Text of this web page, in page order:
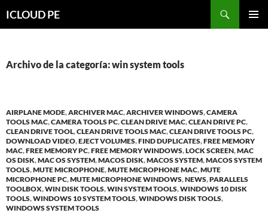
hacia
ICLOUD PE
Archivo de la categoría: win system tools
AIRPLANE MODE,ARCHIVER MAC,ARCHIVER WINDOWS,CAMERA
TOOLS MAC,CAMERA TOOLS PC,CLEAN DRIVE MAC,CLEAN DRIVE PC,
CLEAN DRIVE TOOL,CLEAN DRIVE TOOLS MAC,CLEAN DRIVE TOOLS PC,
DOWNLOAD VIDEO,EJECT VOLUMES,FIND DUPLICATES,FREE MEMORY
MAC,FREE MEMORY PC,FREE MEMORY WINDOWS,LOCK SCREEN,MAC
OS DISK,MAC OS SYSTEM,MACOS DISK,MACOS SYSTEM,MACOS SYSTEM
TOOLS,MUTE MICROPHONE,MUTE MICROPHONE MAC,MUTE
MICROPHONE PC,MUTE MICROPHONE WINDOWS,NEWS,PARALLELS
TOOLBOX,WIN DISK TOOLS,WIN SYSTEM TOOLS,WINDOWS 10 DISK
TOOLS,WINDOWS 10 SYSTEM TOOLS,WINDOWS DISK TOOLS,
WINDOWS SYSTEM TOOLS